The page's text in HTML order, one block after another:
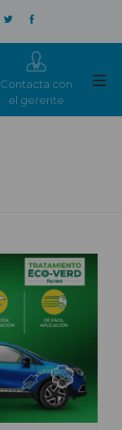
Contacta con
el gerente